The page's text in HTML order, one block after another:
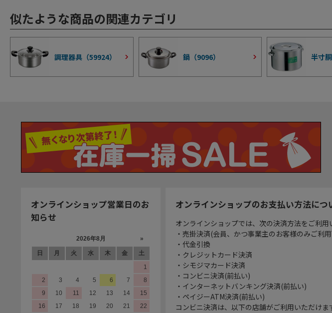
似たような商品の関連カテゴリ
調理器具（59924） 鍋（9096） 半寸
オンラインショップ営業日のお
知らせ
オンラインショップのお支払い方法につ
オンラインショップでは、次の決済方法をご利用
・売掛決済(会員、かつ事業主のお客様のみご利
・代金引換
・クレジットカード決済
・シモジマカード決済
・コンビニ決済(前払い)
・インターネットバンキング決済(前払い)
・ペイジーATM決済(前払い)
コンビニ決済は、以下の店舗がご利用いただけま